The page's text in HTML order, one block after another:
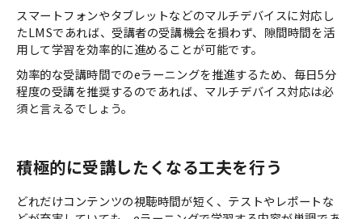
スマートフォンやタブレットなどのマルチデバイスに対応し
たLMSであれば、受講者の受講機会を損わず、隙間時間を活
用して学習を効率的に進めることが可能です。
効率的な受講時間でのeラーニングを推進するため、毎日5分
程度の受講を推奨するのであれば、マルチデバイス対応は必
須と言えるでしょう。
積極的に受講したくなる工夫を行う
どれだけコンテンツの視聴時間が短く、テストやレポートな